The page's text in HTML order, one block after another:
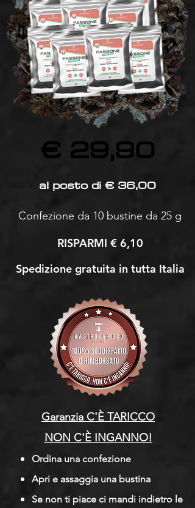
€ 29,90
al posto di € 36,00
Confezione da 10 bustine da 25 g
RISPARMI € 6,10
Spedizione gratuita in tutta Italia
Garanzia C'È TARICCO
NON C'È INGANNO!​
Ordina una confezione
Apri e assaggia una bustina
Se non ti piace ci mandi indietro le